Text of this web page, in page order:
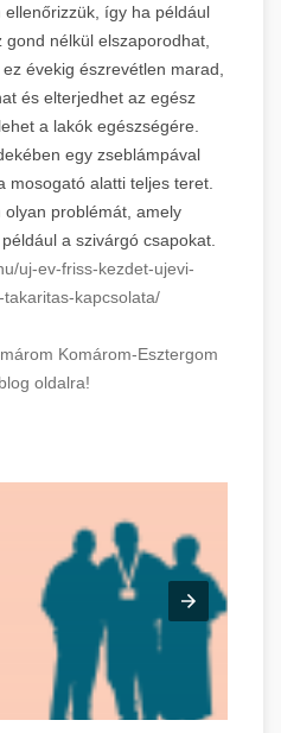
így ha például
nélkül elszaporodhat,
évekig észrevétlen marad,
és elterjedhet az egész
a lakók egészségére.
egy zseblámpával
mosogató alatti teljes teret.
olyan problémát, amely
a szivárgó csapokat.
uj-ev-friss-kezdet-ujevi-
kapcsolata/
Komárom-Esztergom
oldalra!